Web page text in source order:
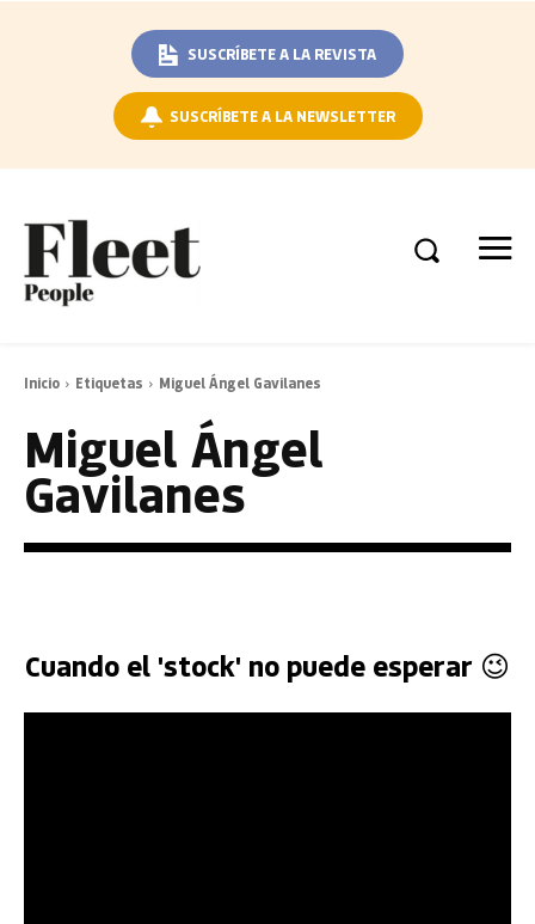
SUSCRÍBETE A LA REVISTA
SUSCRÍBETE A LA NEWSLETTER
Inicio Etiquetas Miguel Ángel Gavilanes
Miguel Ángel
Gavilanes
Cuando el 'stock' no puede esperar 😉